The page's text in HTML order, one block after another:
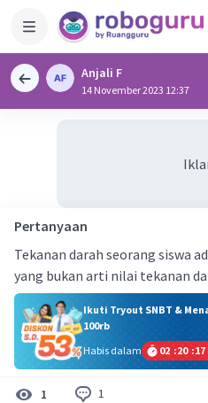
Anjali F
14 November 2023 12:37
Pertanyaan
Tekanan darah seorang siswa
yang bukan arti nilai tekanan
Ikuti Tryout SNBT &
100rb
Habis dalam
02 :20 :17
1 1